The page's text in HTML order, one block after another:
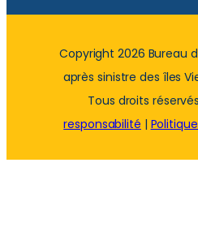
Copyright 2026 Bureau
après sinistre des îles
Tous droits
responsabilité |